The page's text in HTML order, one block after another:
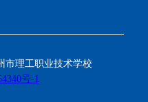
市理工职业技术学校
号-1